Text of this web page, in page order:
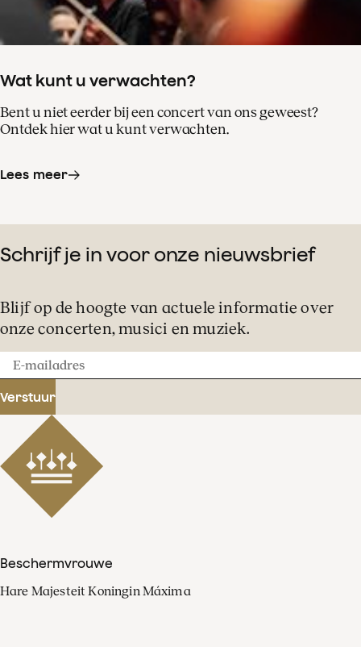
Wat kunt u verwachten?
Bent u niet eerder bij een concert van ons geweest?
Ontdek hier wat u kunt verwachten.
Lees meer
Schrijf je in voor onze nieuwsbrief
Blijf op de hoogte van actuele informatie over
onze concerten, musici en muziek.
E-
mailadres
Verstuur
Beschermvrouwe
Hare Majesteit Koningin Máxima